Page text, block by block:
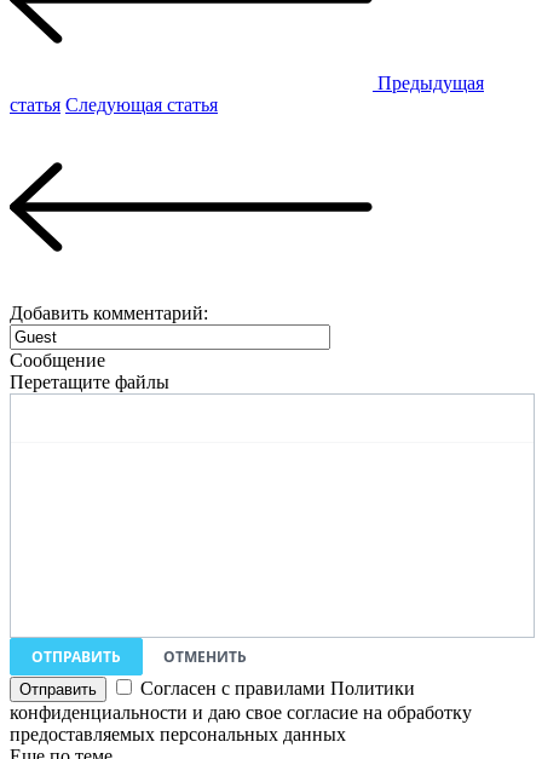
Предыдущая
статья Следующая статья
Добавить комментарий:
Сообщение
Перетащите файлы
ОТПРАВИТЬ
ОТМЕНИТЬ
Согласен с правилами Политики
конфиденциальности и даю свое согласие на обработку
предоставляемых персональных данных